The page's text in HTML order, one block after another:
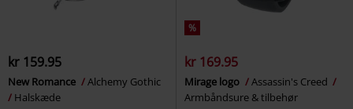
kr 159.95
New Romance
Alchemy Gothic
Halskæde
%
kr 169.95
Mirage logo
Assassin's Creed
Armbåndsure & tilbehør